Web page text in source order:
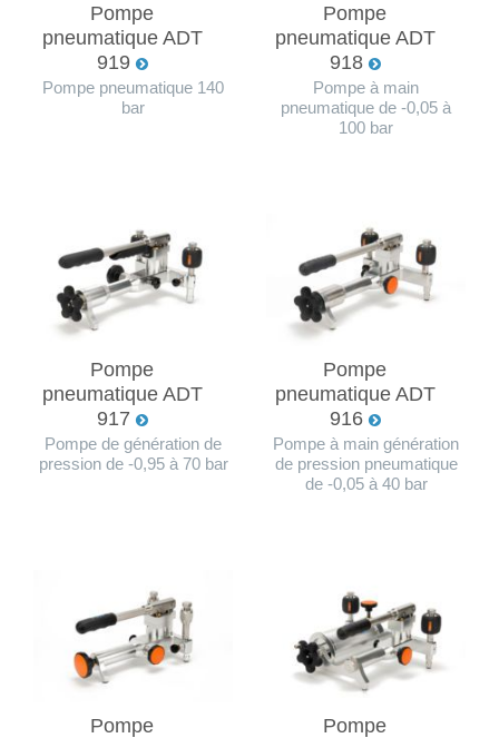
Pompe
pneumatique ADT
919
Pompe pneumatique 140
bar
Pompe
pneumatique ADT
918
Pompe à main
pneumatique de -0,05 à
100 bar
Pompe
pneumatique ADT
917
Pompe de génération de
pression de -0,95 à 70 bar
Pompe
pneumatique ADT
916
Pompe à main génération
de pression pneumatique
de -0,05 à 40 bar
Pompe
Pompe